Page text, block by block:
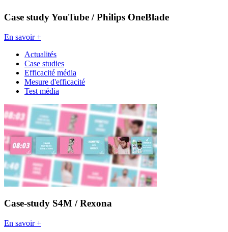
Case study YouTube / Philips OneBlade
En savoir +
Actualités
Case studies
Efficacité média
Mesure d'efficacité
Test média
Case-study S4M / Rexona
En savoir +